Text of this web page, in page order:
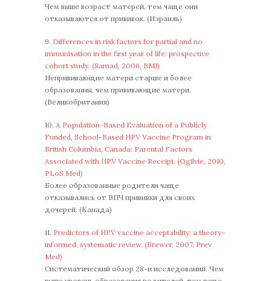
Чем выше возраст матерей, тем чаще они
отказываются от прививок. (Израиль)
9. Differences in risk factors for partial and no
immunisation in the first year of life: prospective
cohort study. (Samad, 2006, BMJ)
Непрививающие матери старше и более
образованны, чем прививающие матери.
(Великобритания)
10. A Population-Based Evaluation of a Publicly
Funded, School-Based HPV Vaccine Program in
British Columbia, Canada: Parental Factors
Associated with HPV Vaccine Receipt. (Ogilvie, 2010,
PLoS Med)
Более образованные родители чаще
отказывались от ВПЧ прививки для своих
дочерей. (Канада)
11. Predictors of HPV vaccine acceptability: a theory-
informed, systematic review. (Brewer, 2007, Prev
Med)
Систематический обзор 28-и исследований. Чем